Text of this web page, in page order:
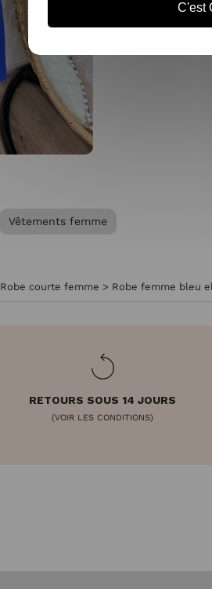
Vêtements femme
Robe courte femme > Robe femme bleu
RETOURS SOUS 14 JOURS
(VOIR LES CONDITIONS)
C'est